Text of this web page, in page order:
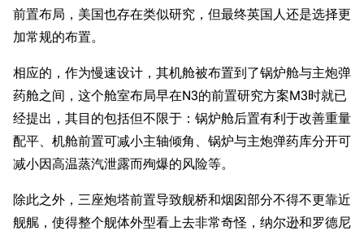
前置布局，美国也存在类似研究，但最终英国人还是选择更
加常规的布置。
相应的，作为慢速设计，其机舱被布置到了锅炉舱与主炮弹
药舱之间，这个舱室布局早在N3的前置研究方案M3时就已
经提出，其目的包括但不限于：锅炉舱后置有利于改善重量
配平、机舱前置可减小主轴倾角、锅炉与主炮弹药库分开可
减小因高温蒸汽泄露而殉爆的风险等。
除此之外，三座炮塔前置导致舰桥和烟囱部分不得不更靠近
舰艉，使得整个舰体外型看上去非常奇怪，纳尔逊和罗德尼